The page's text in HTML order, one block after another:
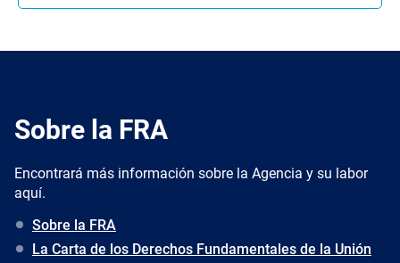
Sobre la FRA
Encontrará más información sobre la Agencia y su labor
aquí.
Sobre la FRA
La Carta de los Derechos Fundamentales de la Unión